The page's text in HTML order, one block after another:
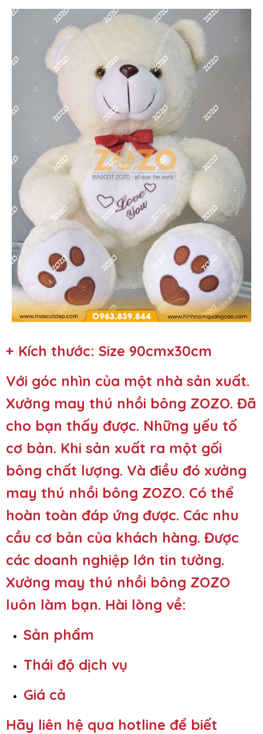
+ Kích thước: Size 90cmx30cm
Với góc nhìn của một nhà sản xuất.
Xưởng may thú nhồi bông ZOZO. Đã
cho bạn thấy được. Những yếu tố
cơ bản. Khi sản xuất ra một gối
bông chất lượng. Và điều đó xưởng
may thú nhồi bông ZOZO. Có thể
hoàn toàn đáp ứng được. Các nhu
cầu cơ bản của khách hàng. Được
các doanh nghiệp lớn tin tưởng.
Xưởng may thú nhồi bông ZOZO
luôn làm bạn. Hài lòng về:
Sản phẩm
Thái độ dịch vụ
Giá cả
Hãy liên hệ qua hotline để biết